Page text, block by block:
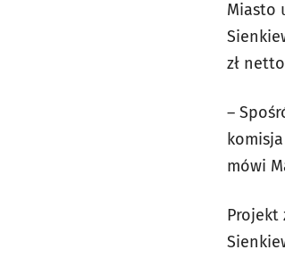
Miasto
zł
–
mówi
Projekt